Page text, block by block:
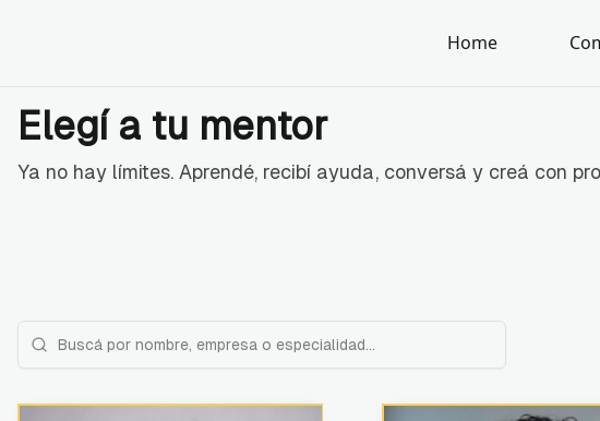
Home
Elegí a tu mentor
Ya no hay límites. Aprendé, recibí ayuda, conversá y creá con